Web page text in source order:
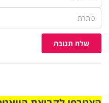
שלח תגובה